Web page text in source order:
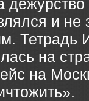
и не
Тетрадь
на
на